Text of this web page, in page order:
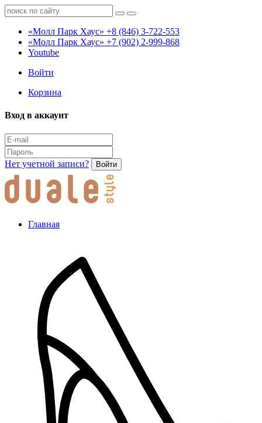
«Молл Парк Хаус» +8 (846) 3-722-553
«Молл Парк Хаус» +7 (902) 2-999-868
Youtube
Войти
Корзина
Вход в аккаунт
Нет учетной записи? Войти
Главная